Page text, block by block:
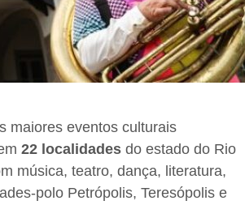
maiores eventos culturais
22 localidades do estado do Rio
música, teatro, dança, literatura,
polo Petrópolis, Teresópolis e